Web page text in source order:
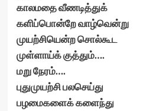
காலமதை வீணடித்துக்
களிப்பொன்றே வாழ்வென்று
முயற்சியென்ற சொல்கூட
முள்ளாய்க் குத்தும்….
மறு நேரம்….
புதுமுயற்சி பலசெய்து
பழமைகளைக் களைந்து